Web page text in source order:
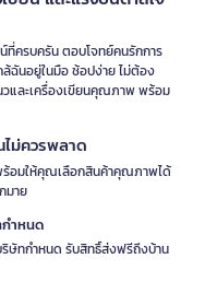
ที่ครบครัน ตอบโจทย์คนรักการ
ฉันอยู่ในมือ ช้อปง่าย ไม่ต้อง
วและเครื่องเขียนคุณภาพ พร้อม
ม่ควรพลาด
ร้อมให้คุณเลือกสินค้าคุณภาพได้
มาย
ำหนด
ษัทกำหนด รับสิทธิ์ส่งฟรีถึงบ้าน